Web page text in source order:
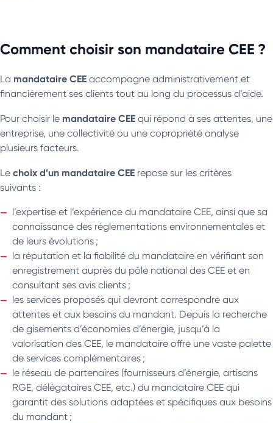
Comment choisir son mandataire CEE ?
La mandataire CEE accompagne administrativement et
financièrement ses clients tout au long du processus d’aide.
Pour choisir le mandataire CEE qui répond à ses attentes, une
entreprise, une collectivité ou une copropriété analyse
plusieurs facteurs.
Le choix d’un mandataire CEE repose sur les critères
suivants :
l’expertise et l’expérience du mandataire CEE, ainsi que sa
connaissance des réglementations environnementales et
de leurs évolutions ;
la réputation et la fiabilité du mandataire en vérifiant son
enregistrement auprès du pôle national des CEE et en
consultant ses avis clients ;
les services proposés qui devront correspondre aux
attentes et aux besoins du mandant. Depuis la recherche
de gisements d’économies d’énergie, jusqu’à la
valorisation des CEE, le mandataire offre une vaste palette
de services complémentaires ;
le réseau de partenaires (fournisseurs d’énergie, artisans
RGE, délégataires CEE, etc.) du mandataire CEE qui
garantit des solutions adaptées et spécifiques aux besoins
du mandant ;